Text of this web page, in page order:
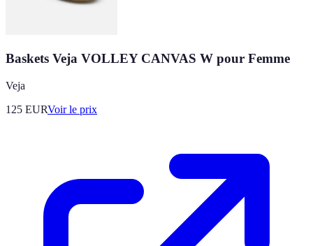
Baskets Veja VOLLEY CANVAS W pour Femme
Veja
125 EURVoir le prix